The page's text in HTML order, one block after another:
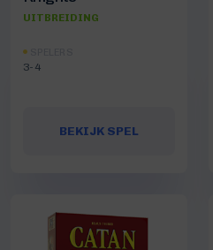
UITBREIDING
3-4
BEKIJK SPEL